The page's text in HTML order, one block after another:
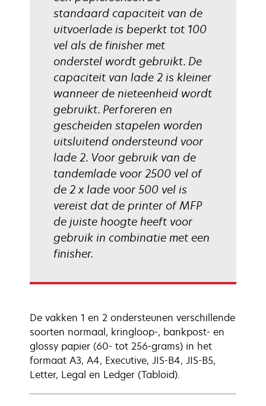
standaard capaciteit van de
uitvoerlade is beperkt tot 100
vel als de finisher met
onderstel wordt gebruikt. De
capaciteit van lade 2 is kleiner
wanneer de nieteenheid wordt
gebruikt. Perforeren en
gescheiden stapelen worden
uitsluitend ondersteund voor
lade 2. Voor gebruik van de
tandemlade voor 2500 vel of
de 2 x lade voor 500 vel is
vereist dat de printer of MFP
de juiste hoogte heeft voor
gebruik in combinatie met een
finisher.
De vakken 1 en 2 ondersteunen verschillende
soorten normaal, kringloop-, bankpost- en
glossy papier (60- tot 256-grams) in het
formaat A3, A4, Executive, JIS-B4, JIS-B5,
Letter, Legal en Ledger (Tabloid).